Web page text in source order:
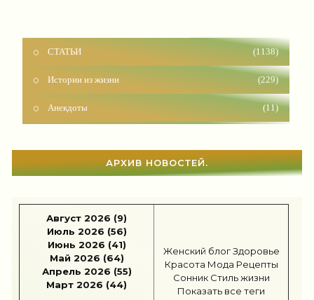
Истории из жизни (229)
Анекдоты (11)
Красота (925)
Наши дети (1813)
Бизнес
Рецепты (495)
Шоппинг (47)
АРХИВ НОВОСТЕЙ.
Август 2026 (9)
Июль 2026 (56)
Июнь 2026 (41)
Май 2026 (64)
Апрель 2026 (55)
Март 2026 (44)
Женский блог Здоровье
Красота Мода Рецепты
Сонник Стиль жизни
Показать все теги